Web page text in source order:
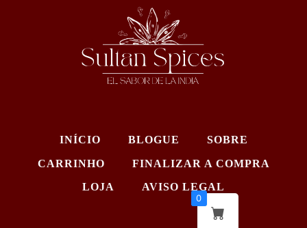
INÍCIO BLOGUE SOBRE
CARRINHO FINALIZAR A COMPRA
LOJA AVISO LEGAL
0